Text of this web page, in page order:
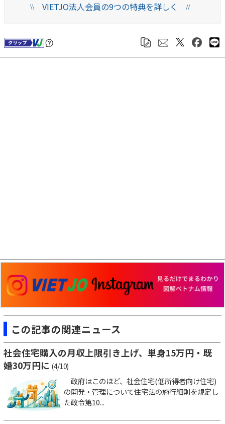
\\VIETJO法人会員の9つの特典を詳しく //
この記事の関連ニュース
社会住宅購入の月収上限引き上げ、単身15万円・既
婚30万円に (4/10)
政府はこのほど、社会住宅(低所得者向け住宅)
の開発・管理について住宅法の施行細則を規定し
た政令第10...